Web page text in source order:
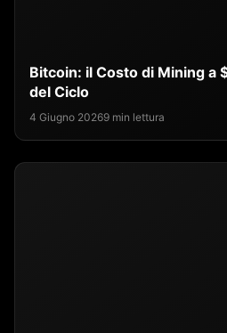
Bitcoin: il Costo di Mining a
del Ciclo
4 Giugno 20269 min lettura